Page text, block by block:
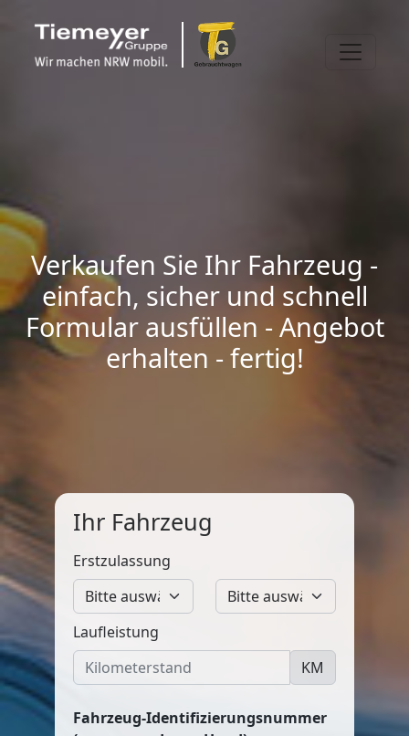
Verkaufen Sie Ihr Fahrzeug -
einfach, sicher und schnell
Formular ausfüllen - Angebot
erhalten - fertig!
Ihr Fahrzeug
Erstzulassung
Laufleistung
KM
Fahrzeug-Identifizierungsnummer